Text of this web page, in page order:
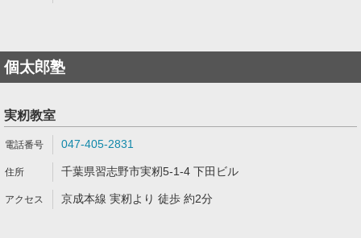
個太郎塾
実籾教室
047-405-2831
千葉県習志野市実籾5-1-4 下田ビル
京成本線 実籾より 徒歩 約2分